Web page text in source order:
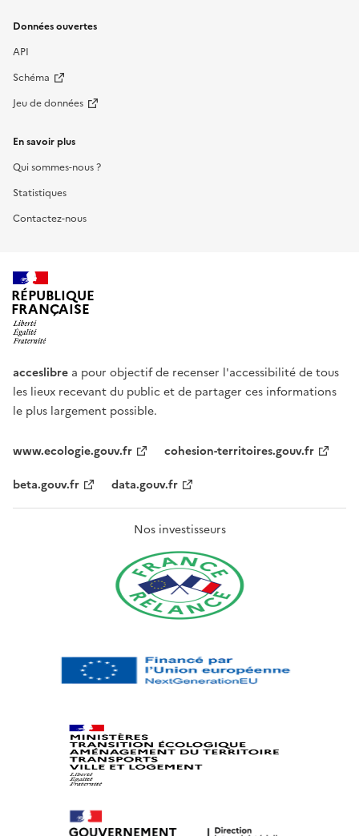
Données ouvertes
API
Schéma
Jeu de données
En savoir plus
Qui sommes-nous ?
Statistiques
Contactez-nous
RÉPUBLIQUE
FRANÇAISE
acceslibre a pour objectif de recenser l'accessibilité de tous
les lieux recevant du public et de partager ces informations
le plus largement possible.
www.ecologie.gouv.fr
cohesion-territoires.gouv.fr
beta.gouv.fr
data.gouv.fr
Nos investisseurs